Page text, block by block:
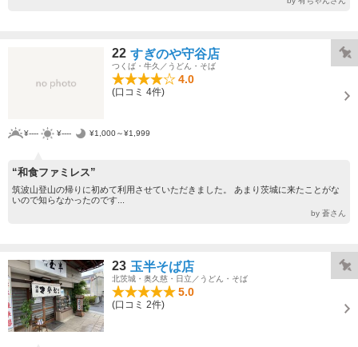
22 すぎのや守谷店
つくば・牛久／うどん・そば
4.0
(口コミ 4件)
¥---- ¥---- ¥1,000～¥1,999
“和食ファミレス”
筑波山登山の帰りに初めて利用させていただきました。 あまり茨城に来たことがな
いので知らなかったのです...
by 蒼さん
23 玉半そば店
北茨城・奥久慈・日立／うどん・そば
5.0
(口コミ 2件)